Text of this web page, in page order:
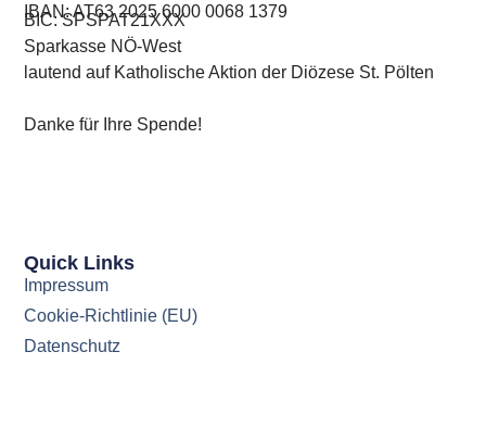
Quick Links
Impressum
Cookie-Richtlinie (EU)
Datenschutz
IBAN: AT63 ​2025 ​6000 ​0068 ​1379
BIC: SPSPAT21XXX
Sparkasse NÖ-West
lautend auf Katholische Aktion der Diözese St. Pölten
Danke für Ihre Spende!